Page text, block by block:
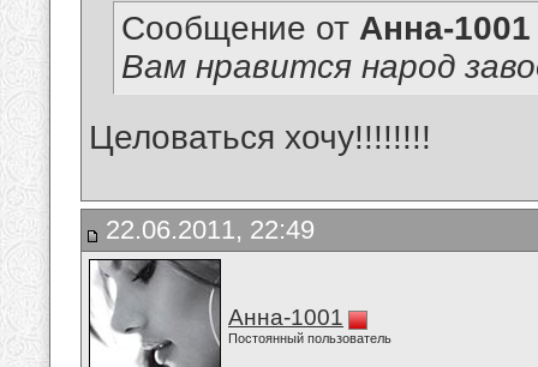
Сообщение от Анна-1001
Вам нравится народ
Целоваться хочу!!!!!!!!
22.06.2011, 22:49
Анна-1001
Постоянный пользователь